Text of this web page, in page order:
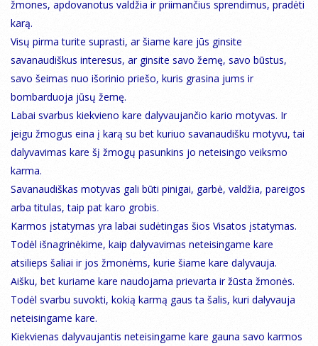
žmones, apdovanotus valdžia ir priimančius sprendimus, pradėti
karą.
Visų pirma turite suprasti, ar šiame kare jūs ginsite
savanaudiškus interesus, ar ginsite savo žemę, savo būstus,
savo šeimas nuo išorinio priešo, kuris grasina jums ir
bombarduoja jūsų žemę.
Labai svarbus kiekvieno kare dalyvaujančio kario motyvas. Ir
jeigu žmogus eina į karą su bet kuriuo savanaudišku motyvu, tai
dalyvavimas kare šį žmogų pasunkins jo neteisingo veiksmo
karma.
Savanaudiškas motyvas gali būti pinigai, garbė, valdžia, pareigos
arba titulas, taip pat karo grobis.
Karmos įstatymas yra labai sudėtingas šios Visatos įstatymas.
Todėl išnagrinėkime, kaip dalyvavimas neteisingame kare
atsilieps šaliai ir jos žmonėms, kurie šiame kare dalyvauja.
Aišku, bet kuriame kare naudojama prievarta ir žūsta žmonės.
Todėl svarbu suvokti, kokią karmą gaus ta šalis, kuri dalyvauja
neteisingame kare.
Kiekvienas dalyvaujantis neteisingame kare gauna savo karmos